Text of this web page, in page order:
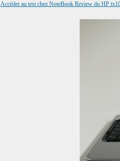
Accéder au test chez NoteBook Review du HP